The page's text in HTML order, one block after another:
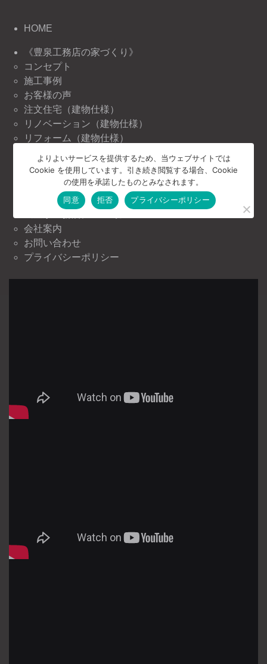
HOME
《豊泉工務店の家づくり》
コンセプト
施工事例
お客様の声
注文住宅（建物仕様）
リノベーション（建物仕様）
リフォーム（建物仕様）
《豊泉工務店の情報》
ニュース＆トピックス
イベント情報
会社案内
お問い合わせ
プライバシーポリシー
よりよいサービスを提供するため、当ウェブサイトでは
Cookie を使用しています。引き続き閲覧する場合、Cookie
の使用を承諾したものとみなされます。
同意
拒否 プライバシーポリシー